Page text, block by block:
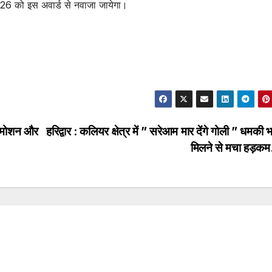
को इस अवार्ड से नवाजा जायेगा।
हरिद्वार : कलियर क्षेत्र में ” सरेआम मार देंगे गोली ” धमकी
मिलने से मचा
और